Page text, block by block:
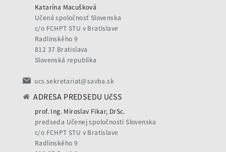
Katarína Macušková
Učená spoločnosť Slovenska
c/o FCHPT STU v Bratislave
Radlinského 9
812 37 Bratislava
Slovenská republika
ucs.sekretariat@savba.sk
ADRESA PREDSEDU UčSS
prof. Ing. Miroslav Fikar, DrSc.
predseda Učenej spoločnosti Slovenska
c/o FCHPT STU v Bratislave
Radlinského 9